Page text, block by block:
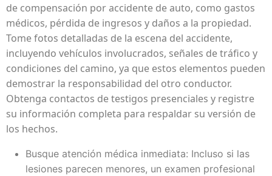
de compensación por accidente de auto, como gastos
médicos, pérdida de ingresos y daños a la propiedad.
Tome fotos detalladas de la escena del accidente,
incluyendo vehículos involucrados, señales de tráfico y
condiciones del camino, ya que estos elementos pueden
demostrar la responsabilidad del otro conductor.
Obtenga contactos de testigos presenciales y registre
su información completa para respaldar su versión de
los hechos.
Busque atención médica inmediata: Incluso si las
lesiones parecen menores, un examen profesional